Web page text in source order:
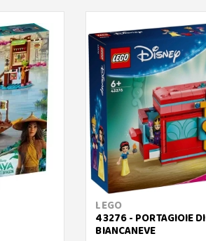
LEGO
43276 - PORTAGIOIE DI
BIANCANEVE